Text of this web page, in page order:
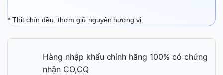
* Thịt chín đều, thơm giữ nguyên hương vị
Hàng nhập khẩu chính hãng 100% có chứng
nhận CO,CQ